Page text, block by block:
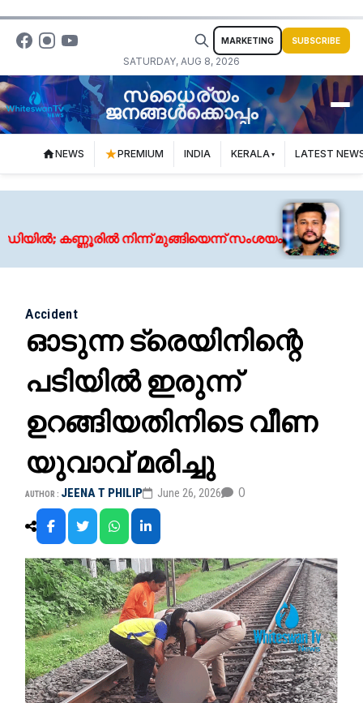
SATURDAY, AUG 8, 2026
MARKETING SUBSCRIBE
സധൈര്യം
ജനങ്ങൾക്കൊപ്പം
NEWS PREMIUM INDIA KERALA LATEST
കണ്ണൂരിൽ നിന്ന് മുങ്ങിയെന്ന് സംശയം
Accident
ഓടുന്ന ട്രെയിനിന്റെ
പടിയിൽ ഇരുന്ന്
ഉറങ്ങിയതിനി‌ടെ വീണ
യുവാവ് മരിച്ചു
AUTHOR : JEENA T PHILIP June 26, 2026 0